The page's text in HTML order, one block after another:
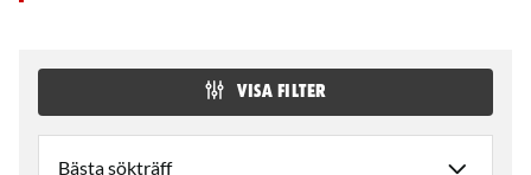
VISA FILTER